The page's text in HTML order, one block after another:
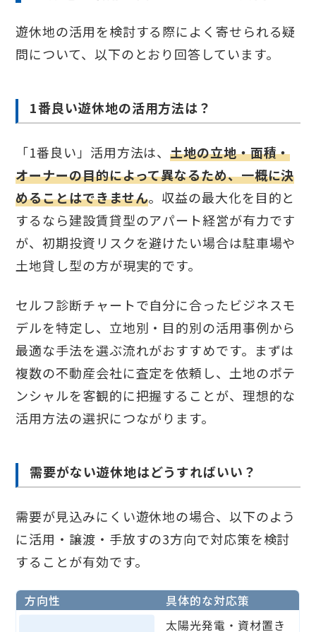
遊休地の活用を検討する際によく寄せられる疑
問について、以下のとおり回答しています。
1番良い遊休地の活用方法は？
「1番良い」活用方法は、土地の立地・面積・
オーナーの目的によって異なるため、一概に決
めることはできません。収益の最大化を目的と
するなら建設賃貸型のアパート経営が有力です
が、初期投資リスクを避けたい場合は駐車場や
土地貸し型の方が現実的です。
セルフ診断チャートで自分に合ったビジネスモ
デルを特定し、立地別・目的別の活用事例から
最適な手法を選ぶ流れがおすすめです。まずは
複数の不動産会社に査定を依頼し、土地のポテ
ンシャルを客観的に把握することが、理想的な
活用方法の選択につながります。
需要がない遊休地はどうすればいい？
需要が見込みにくい遊休地の場合、以下のよう
に活用・譲渡・手放すの3方向で対応策を検討
することが有効です。
方向性
具体的な対応策
太陽光発電・資材置き